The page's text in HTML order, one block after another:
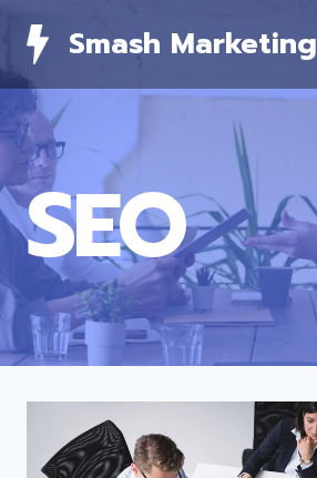
content
Smash Marketing
SEO